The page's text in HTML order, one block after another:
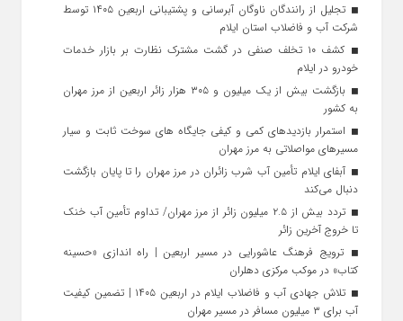
تجلیل از رانندگان ناوگان آبرسانی و پشتیبانی اربعین ۱۴۰۵ توسط
شرکت آب و فاضلاب استان ایلام
کشف ۱۰ تخلف صنفی در گشت مشترک نظارت بر بازار خدمات
خودرو در ایلام
بازگشت بیش از یک میلیون و ۳۰۵ هزار زائر اربعین از مرز مهران
به کشور
استمرار بازدیدهای کمی و کیفی جایگاه‌ های سوخت ثابت و سیار
مسیرهای مواصلاتی به مرز مهران
آبفای ایلام تأمین آب شرب زائران در مرز مهران را تا پایان بازگشت
دنبال می‌کند
تردد بیش از ۲.۵ میلیون زائر از مرز مهران/ تداوم تأمین آب خنک
تا خروج آخرین زائر
ترویج فرهنگ عاشورایی در مسیر اربعین | راه‌ اندازی «حسینه
کتاب» در موکب مرکزی دهلران
تلاش جهادی آب و فاضلاب ایلام در اربعین ۱۴۰۵ | تضمین کیفیت
آب برای ۳ میلیون مسافر در مسیر مهران